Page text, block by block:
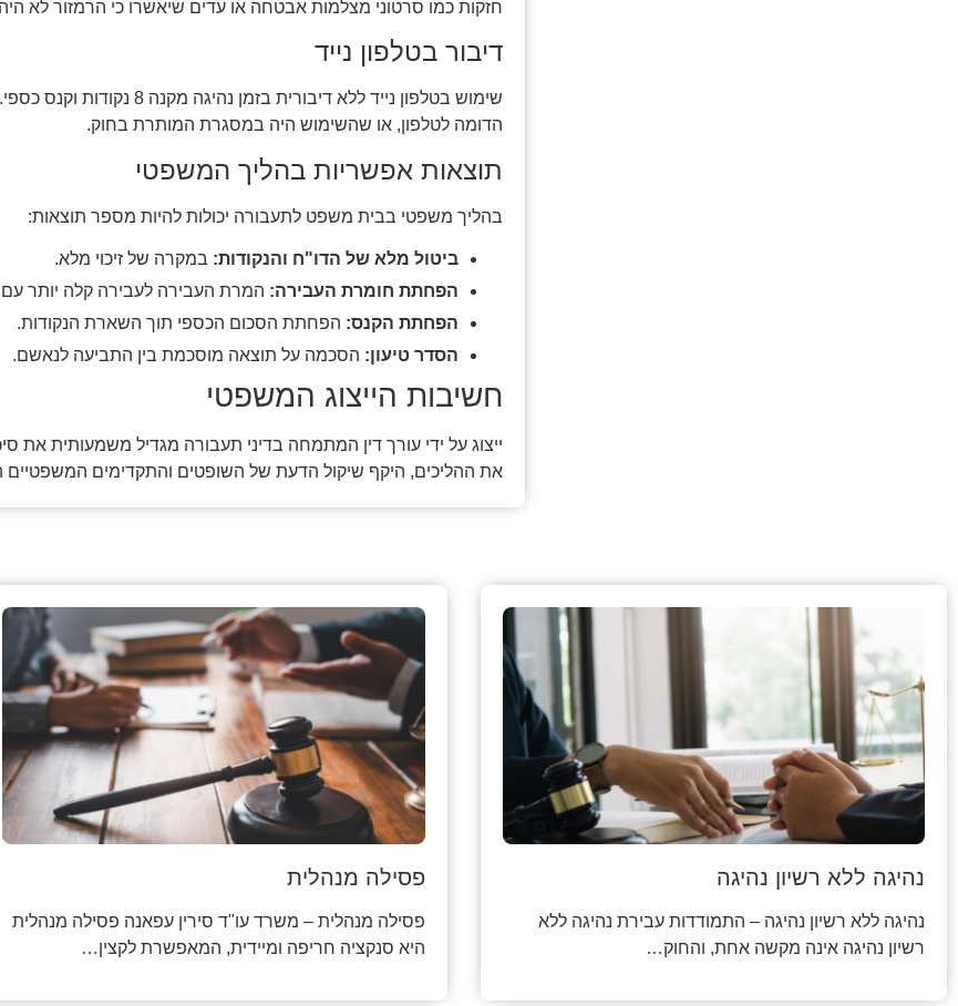
חזקות כמו סרטוני מצלמות אבטחה או עדים שיאשרו כי הרמזור לא
דיבור בטלפון נייד
שימוש בטלפון נייד ללא
הדומה לטלפון, או שהשימוש היה במסגרת המותרת בחוק.
תוצאות אפשריות בהליך המשפטי
בהליך משפטי בבית משפט לתעבורה יכולות להיות מספר תוצאות:
ביטול מלא של הדו"ח והנקודות: במקרה של זיכוי מלא.
הפחתת חומרת העבירה: המרת העבירה לעבירה קלה יותר עם
הפחתת הקנס: הפחתת הסכום הכספי תוך השארת הנקודות.
הסדר טיעון: הסכמה על תוצאה מוסכמת בין התביעה לנאשם.
חשיבות הייצוג המשפטי
ייצוג על ידי עורך דין המתמחה בדיני תעבורה מגדיל משמעותית את
את ההליכים, היקף שיקול הדעת של השופטים והתקדימים המשפטיים
נהיגה ללא רשיון נהיגה
נהיגה ללא רשיון נהיגה – התמודדות עבירת נהיגה ללא
רשיון נהיגה אינה מקשה אחת, והחוק…
פסילה מנהלית
פסילה מנהלית – משרד עו"ד סירין עפאנה פסילה מנהלית
היא סנקציה חריפה ומיידית, המאפשרת לקצין…